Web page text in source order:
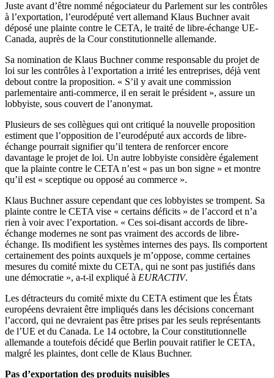
Juste avant d’être nommé négociateur du Parlement sur les contrôles
à l’exportation, l’eurodéputé vert allemand Klaus Buchner avait
déposé une plainte contre le CETA, le traité de libre-échange UE-
Canada, auprès de la Cour constitutionnelle allemande.
Sa nomination de Klaus Buchner comme responsable du projet de
loi sur les contrôles à l’exportation a irrité les entreprises, déjà vent
debout contre la proposition. « S’il y avait une commission
parlementaire anti-commerce, il en serait le président », assure un
lobbyiste, sous couvert de l’anonymat.
Plusieurs de ses collègues qui ont critiqué la nouvelle proposition
estiment que l’opposition de l’eurodéputé aux accords de libre-
échange pourrait signifier qu’il tentera de renforcer encore
davantage le projet de loi. Un autre lobbyiste considère également
que la plainte contre le CETA n’est « pas un bon signe » et montre
qu’il est « sceptique ou opposé au commerce ».
Klaus Buchner assure cependant que ces lobbyistes se trompent. Sa
plainte contre le CETA vise « certains déficits » de l’accord et n’a
rien à voir avec l’exportation. « Ces soi-disant accords de libre-
échange modernes ne sont pas vraiment des accords de libre-
échange. Ils modifient les systèmes internes des pays. Ils comportent
certainement des points auxquels je m’oppose, comme certaines
mesures du comité mixte du CETA, qui ne sont pas justifiés dans
une démocratie », a-t-il expliqué à EURACTIV.
Les détracteurs du comité mixte du CETA estiment que les États
européens devraient être impliqués dans les décisions concernant
l’accord, qui ne devraient pas être prises par les seuls représentants
de l’UE et du Canada. Le 14 octobre, la Cour constitutionnelle
allemande a toutefois décidé que Berlin pouvait ratifier le CETA,
malgré les plaintes, dont celle de Klaus Buchner.
Pas d’exportation des produits nuisibles